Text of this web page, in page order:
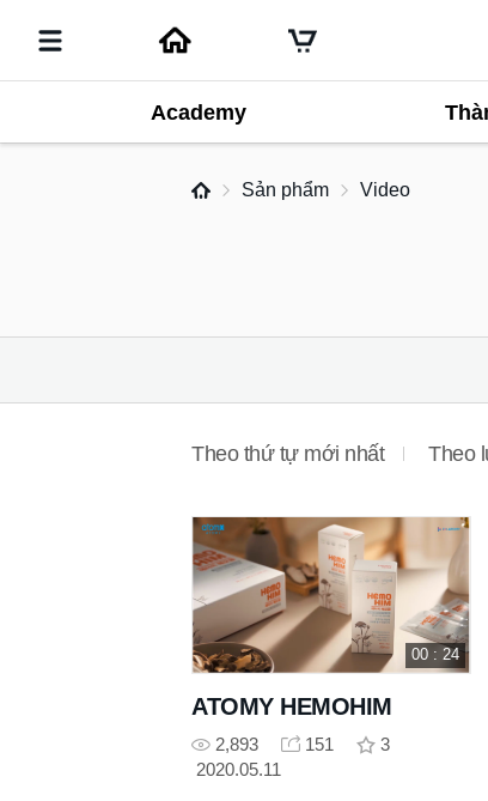
Academy
Sản phẩm Video
Theo thứ tự mới nhất Theo
00 : 24
ATOMY HEMOHIM
2,893 151
3
2020.05.11